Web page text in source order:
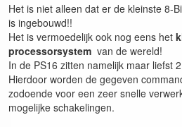
Het is niet alleen dat er de kleinste 8-
is ingebouwd!!
Het is vermoedelijk ook nog eens het
processorsystem van de wereld!
In de PS16 zitten namelijk maar liefst
Hierdoor worden de gegeven
zodoende voor een zeer snelle
mogelijke schakelingen.